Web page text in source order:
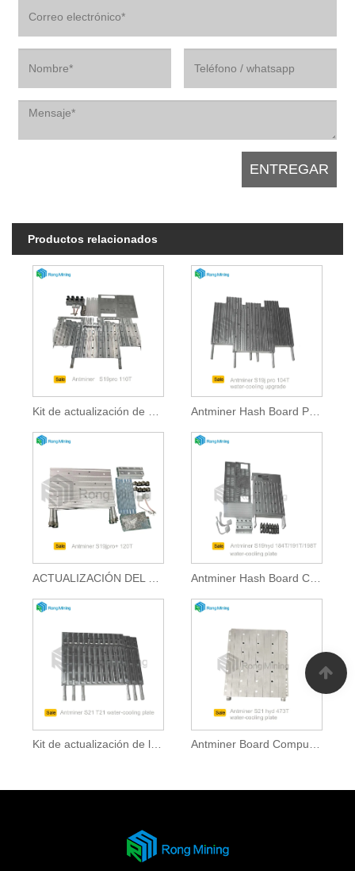
Productos relacionados
Kit de actualización de la placa de enfriamiento de agua del hash antminador Antminer Board Computing Power Líquido enfriado